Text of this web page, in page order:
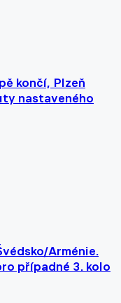
končí, Plzeň
nastaveného
Arménie.
případné 3. kolo